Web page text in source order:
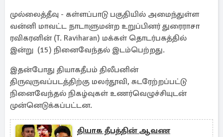
முல்லைத்தீவு - கள்ளப்பாடு பகுதியில் அமைந்துள்ள
வன்னி மாவட்ட நாடாளுமன்ற உறுப்பினர் துரைராசா
ரவிகரனின் (T. Raviharan) மக்கள் தொடர்பகத்தில்
இன்று (15) நினைவேந்தல் இடம்பெற்றது.
இதன்போது தியாகதீபம் திலீபனின்
திருவுருவப்படத்திற்கு மலர்தூவி, சுடரேற்றப்பட்டு
நினைவேந்தல் நிகழ்வுகள் உணர்வெழுச்சியுடன்
முன்னெடுக்கப்பட்டன.
தியாக தீபத்தின் ஆவண